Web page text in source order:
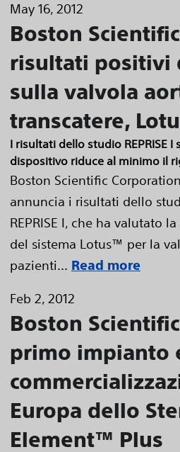
May 16, 2012
Boston
risultati positivi
sulla valvola
transcatere,
I risultati dello studio REPRISE
dispositivo riduce al minimo il
Boston Scientific Corporation
annuncia i risultati dello
REPRISE I, che ha valutato
del sistema Lotus™ per la
pazienti... Read more
Feb 2, 2012
Boston
primo impianto
Europa dello
Element™ Plus